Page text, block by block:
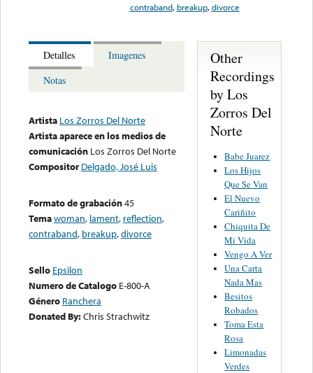
contraband, breakup,divorce
Detalles
Imagenes
Notas
Artista Los Zorros Del Norte
Artista aparece en los medios de
comunicación Los Zorros Del Norte
Compositor Delgado, José Luis
Formato de grabación45
Temawoman, lament, reflection,
contraband, breakup,divorce
Sello Epsilon
Numero de Catalogo E-800-A
Género Ranchera
Donated By:Chris Strachwitz
Other
Recordings
by Los
Zorros Del
Norte
Babe Juarez
Los Hijos
Que Se Van
El Nuevo
Cariñito
Chiquita De
Mi Vida
Vengo A Ver
Una Carta
Nada Mas
Besitos
Robados
Toma Esta
Rosa
Limonadas
Verdes